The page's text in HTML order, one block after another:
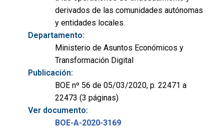
derivados de las comunidades autónomas
y entidades locales.
Departamento:
Ministerio de Asuntos Económicos y
Transformación Digital
Publicación:
BOE nº 56 de 05/03/2020, p. 22471 a
22473 (3 páginas)
Ver documento:
BOE-A-2020-3169